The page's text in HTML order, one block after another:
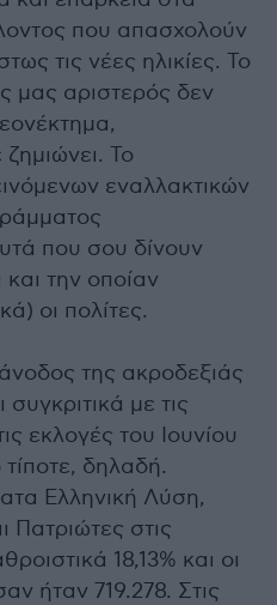
που απασχολούν
τις νέες ηλικίες. Το
μας αριστερός δεν
Το
εναλλακτικών
που σου δίνουν
την οποίαν
οι πολίτες.
της ακροδεξιάς
με τις
εκλογές του Ιουνίου
δηλαδή.
Ελληνική Λύση,
Πατριώτες στις
18,13% και οι
ήταν 719.278. Στις